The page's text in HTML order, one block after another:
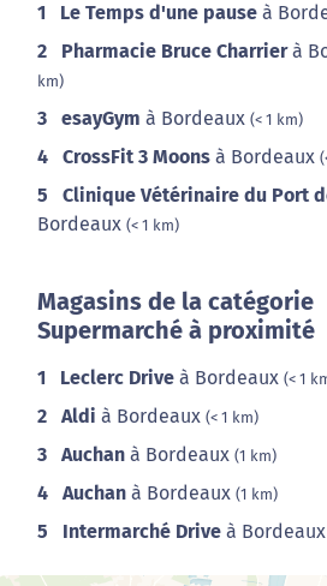
1 Le Temps d'une pause à
2 Pharmacie Bruce Charrierà
km)
3 esayGym à Bordeaux (< 1 km)
4 CrossFit 3 Moons à Bordeaux
5 Clinique Vétérinaire du Port
Bordeaux (< 1 km)
Magasins de la catégorie
Supermarché à proximité
1 Leclerc Drive à Bordeaux (< 1
2 Aldi à Bordeaux (< 1 km)
3 Auchan à Bordeaux (1 km)
4 Auchan à Bordeaux (1 km)
5 Intermarché Drive à Bordeaux